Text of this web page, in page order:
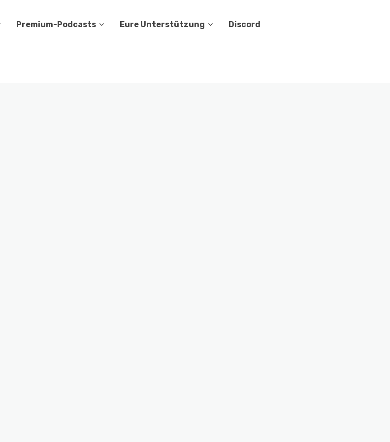
Premium-Podcasts Eure Unterstützung Discord